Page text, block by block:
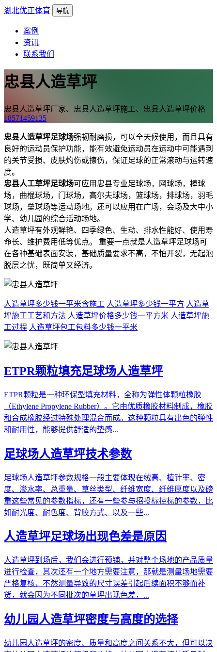
湖北优正体育 导航
案例
资讯
联系我们
忠县人造草坪
忠县人造草坪厂家、忠县人造草坪施工、忠县人造草坪价格
18571459135
忠县人造草坪足球场强韧耐磨损，可以全天候使用，而且具有
良好的运动员保护功能，能有效避免运动员在运动中可能遇到
的关节受损、皮肤灼伤或擦伤，保证足球的正常滚动与运转速
度。
忠县人工草坪足球场可应用忠县专业足球场，网球场，棒球
场，曲棍球场，门球场，高尔夫球场，篮球场，排球场，羽毛
球场，垒球场等运动场地。还可以应用在广场，会场及大中小
学、幼儿园的综合活动场地。
人造草坪有外观鲜艳、四季绿色、生动、排水性能好、使用寿
命长、维护费用低等优点。 重要一点就是人造草坪足球场可
在各种基础表面安装，基础质量要求不高，不怕开裂，无起泡
脱层之忧，既简单又经济。
人造草坪多少钱一平米含施工 人造草坪多少钱一平方 人造草
坪施工工艺和方法 人造草坪价格多少钱一平方米 人造草坪施
工过程 人造草坪包工包料多少钱一平米
ETPR颗粒填充足球场人造草坪
ETPR颗粒是一种环保型填充材料，全称为弹性体颗粒橡胶
（Ethylene Propylene Rubber）。它由优质橡胶材料制成，橡胶
和合成橡胶经过特殊处理混合而成。这种颗粒具有出色的弹性
和耐用性，能够提供舒适的垫感...
足球场人造草坪技术参数
足球场人造草坪参数规格一般主要体现在绒高、植针率、密
度、渗水率、总重量、草丝类型、纤维宽度、纤维厚度以及磅
重这些常见的参数指标，还有一些参与招投标控标的参数，比
如耐光度、耐色度、背胶方式、以及一些...
人造草坪足球场出现色差是原因
人造草坪到场后，我们会进行预铺，并对整个场地的产品质量
进行检查，其次还有一个地方需要注意，那就是测量场地需要
严格复核，不然测量导致的尺寸误差引起后续面积不够而补
货，就会因为不同批次的草坪出现色差，...
幼儿园人造草坪密度与高度的选择
幼儿园人造草坪的密度、质量和高度之间关系不大，但可以决